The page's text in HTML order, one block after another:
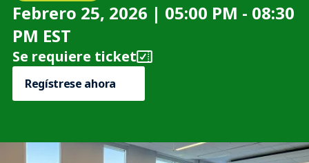
Febrero 25, 2026 | 05:00 PM - 08:30
PM EST
Se requiere ticket
Regístrese ahora